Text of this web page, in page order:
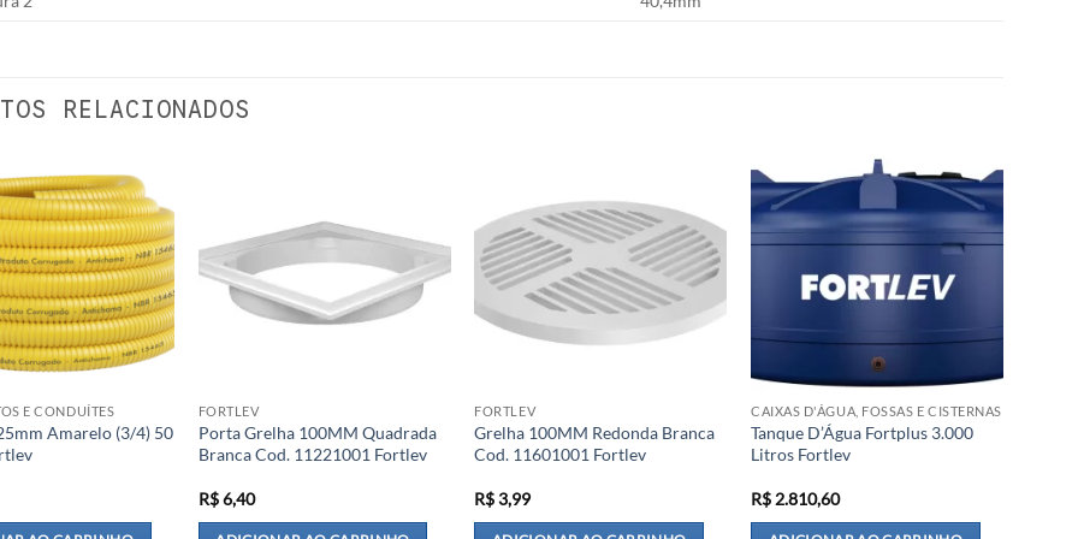
RELACIONADOS
E CONDUÍTES
Amarelo (3/4) 50
FORTLEV
Porta Grelha 100MM Quadrada
Branca Cod. 11221001 Fortlev
R$6,40
FORTLEV
Grelha 100MM Redonda Branca
Cod. 11601001 Fortlev
R$3,99
CAIXAS D'ÁGUA, FOSSAS E CISTERNAS
Tanque D’Água Fortplus 3.000
Litros Fortlev
R$ 2.810,60